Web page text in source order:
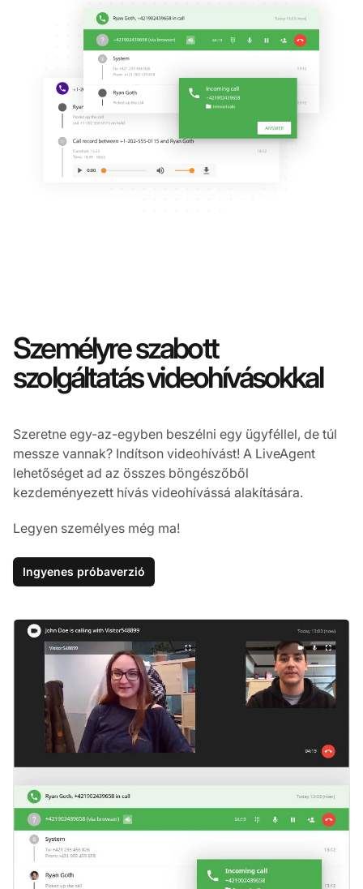
Személyre szabott
szolgáltatás videohívásokkal
Szeretne egy-az-egyben beszélni egy ügyféllel, de túl
messze vannak? Indítson videohívást! A LiveAgent
lehetőséget ad az összes böngészőből
kezdeményezett hívás videohívássá alakítására.
Legyen személyes még ma!
Ingyenes próbaverzió